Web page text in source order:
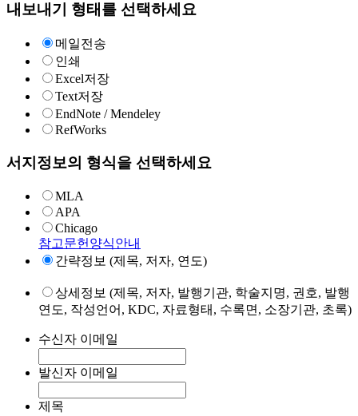
내보내기 형태를 선택하세요
메일전송
인쇄
Excel저장
Text저장
EndNote / Mendeley
RefWorks
서지정보의 형식을 선택하세요
MLA
APA
Chicago
참고문헌양식안내
간략정보 (제목, 저자, 연도)
상세정보 (제목, 저자, 발행기관, 학술지명, 권호, 발행
연도, 작성언어, KDC, 자료형태, 수록면, 소장기관, 초록)
수신자 이메일
발신자 이메일
제목